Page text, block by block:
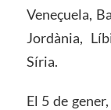
Veneçuela,
Jordània,
Síria.
El 5 de gener,